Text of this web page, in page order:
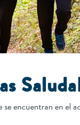
encuentran en el